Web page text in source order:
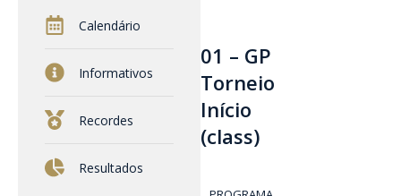
Calendário
Informativos
Recordes
Resultados
01 – GP
Torneio
Início
(class)